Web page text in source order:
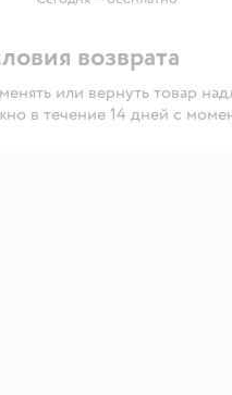
возврата
или вернуть товар
в течение 14 дней с